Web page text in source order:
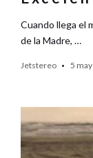
Cuando llega el
de la Madre, …
Jetstereo 5